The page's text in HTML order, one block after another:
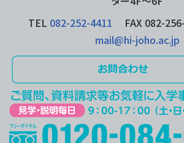
TEL 082-252-4411 FAX 082-
mail@hi-joho.ac.jp